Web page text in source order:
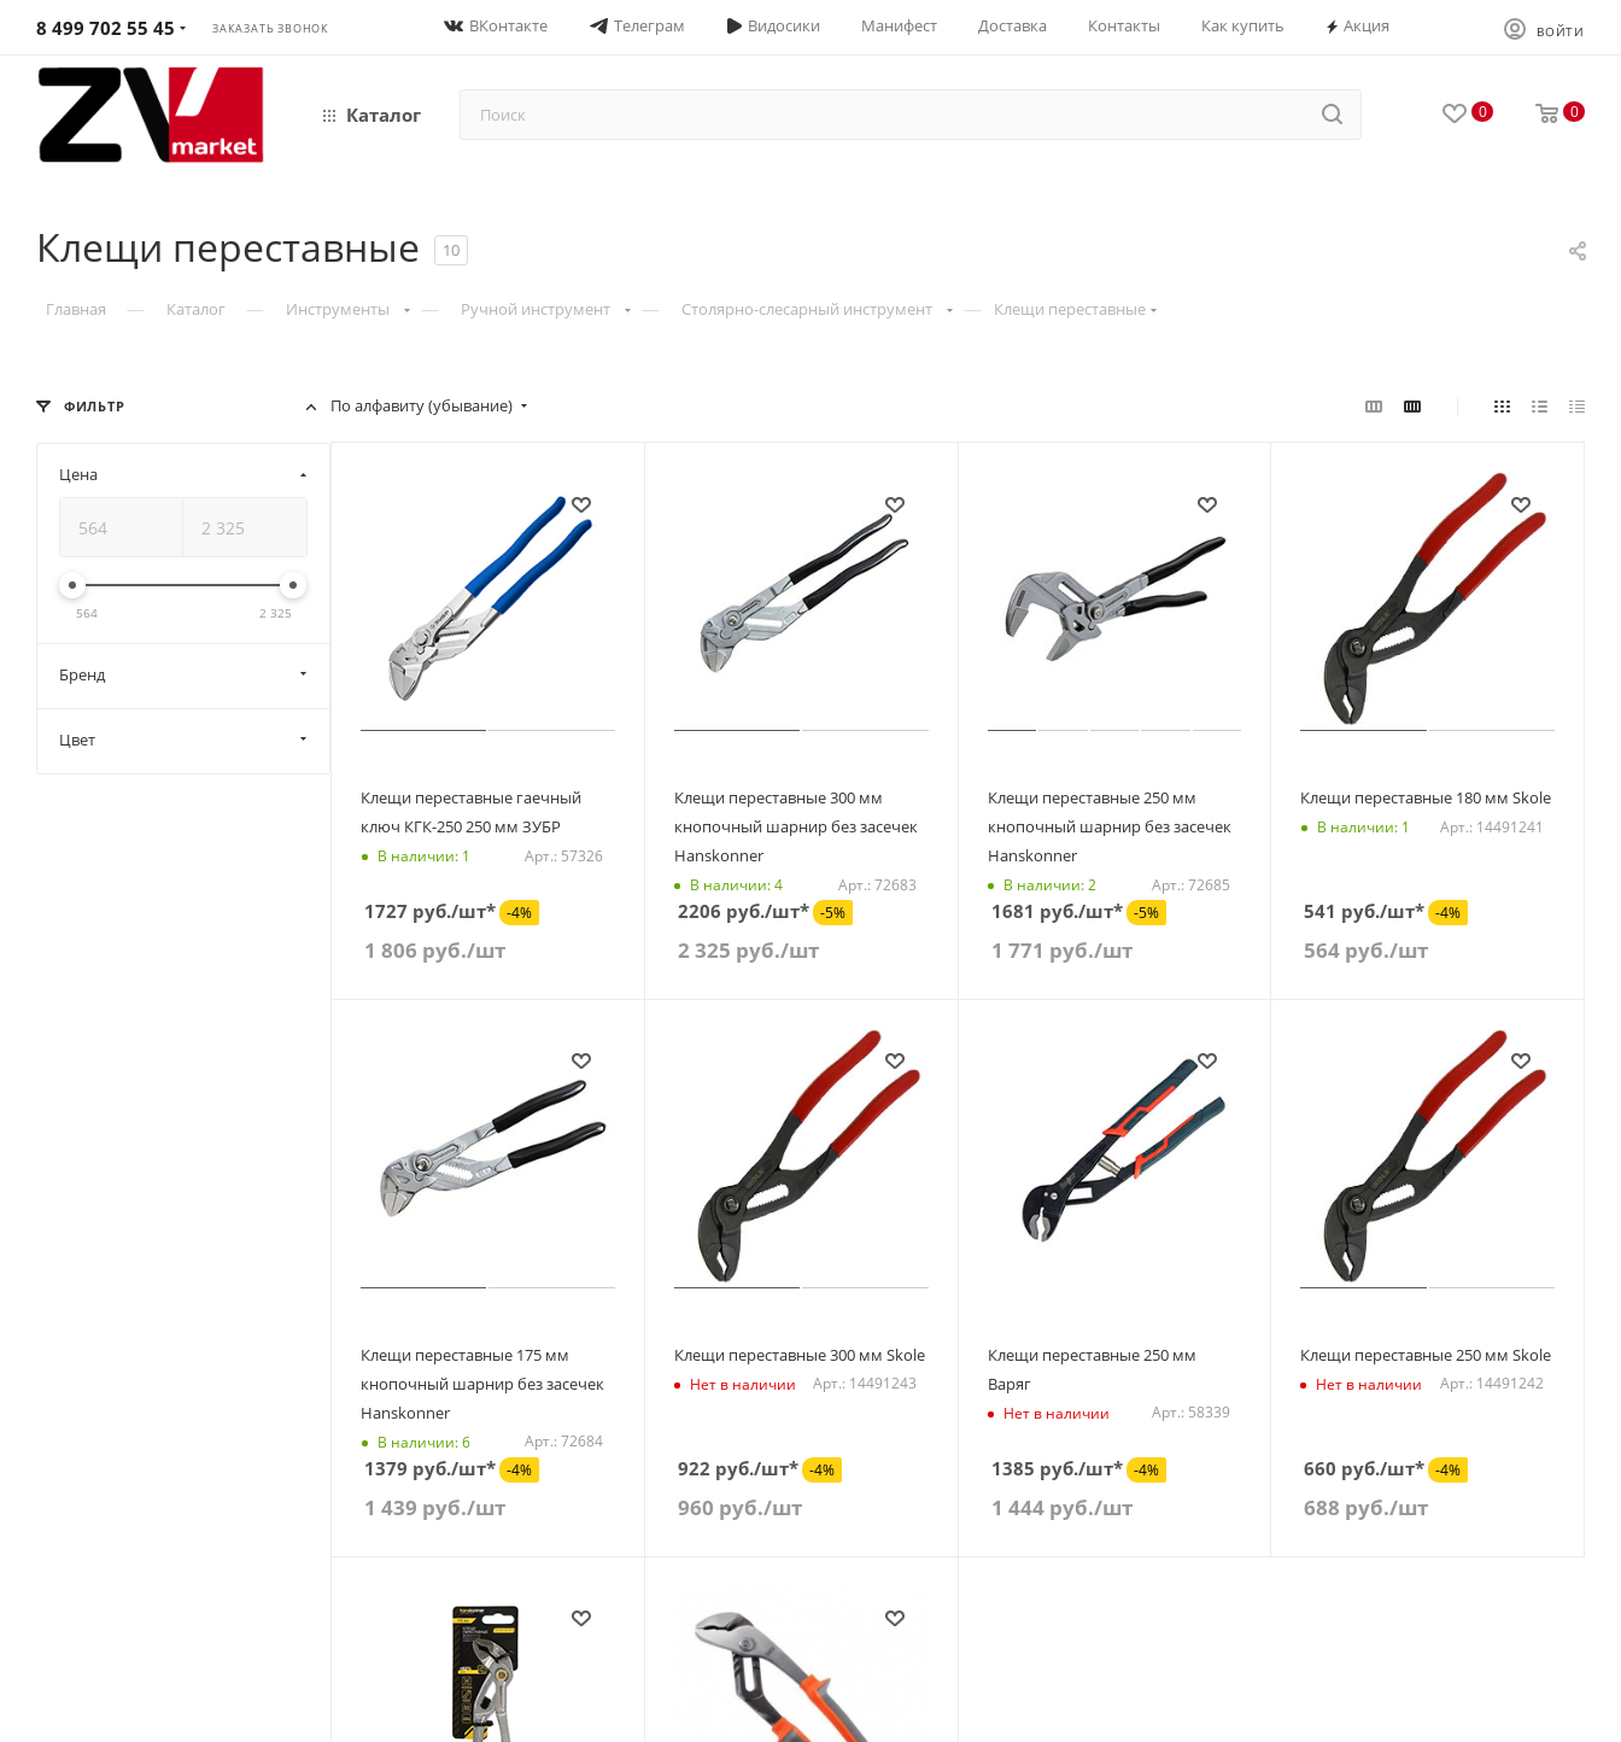
8 499 702 55 45 ЗАКАЗАТЬ ЗВОНОК ВКонтакте Телеграм Видосики Манифест Доставка Контакты Как купить Акция ВОЙТИ
Каталог 0 0
Клещи переставные 10
Главная — Каталог — Инструменты — Ручной инструмент — Столярно-слесарный инструмент — Клещи переставные
По алфавиту (убывание)
Клещи переставные гаечный
ключ КГК-250 250 мм ЗУБР
В наличии: 1 Арт.: 57326
1727 руб./шт* -4%
1 806 руб./шт
Клещи переставные 300 мм
кнопочный шарнир без засечек
Hanskonner
В наличии: 4 Арт.: 72683
2206 руб./шт* -5%
2 325 руб./шт
Клещи переставные 250 мм
кнопочный шарнир без засечек
Hanskonner
В наличии: 2 Арт.: 72685
1681 руб./шт* -5%
1 771 руб./шт
Клещи переставные 180 мм Skole
В наличии: 1 Арт.: 14491241
541 руб./шт* -4%
564 руб./шт
Клещи переставные 175 мм
кнопочный шарнир без засечек
Hanskonner
В наличии: 6 Арт.: 72684
1379 руб./шт* -4%
1 439 руб./шт
Клещи переставные 300 мм Skole
Нет в наличии Арт.: 14491243
922 руб./шт* -4%
960 руб./шт
Клещи переставные 250 мм
Варяг
Нет в наличии Арт.: 58339
1385 руб./шт* -4%
1 444руб./шт
Клещи переставные 250 мм Skole
Нет в наличии Арт.: 14491242
660 руб./шт* -4%
688 руб./шт
ФИЛЬТР
Цена
564 2 325
Бренд
Цвет